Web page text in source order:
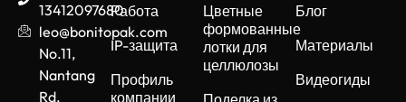
13412097680
leo@bonitopak.com
No.11,
Nantang
Rd,
Работа
IP-защита
Профиль
компании
Цветные
формованные
лотки для
целлюлозы
Блог
Материалы
Видеогиды